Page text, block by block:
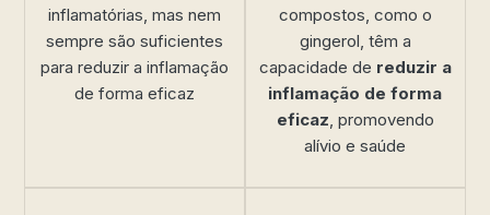
inflamatórias, mas nem
sempre são suficientes
para reduzir a inflamação
de forma eficaz
compostos, como o
gingerol, têm a
capacidade de reduzir a
inflamação de forma
eficaz , promovendo
alívio e saúde